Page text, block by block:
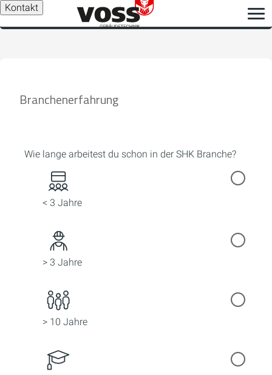
Kontakt
Branchenerfahrung
Wie lange arbeitest du schon in der SHK Branche?
< 3 Jahre
> 3 Jahre
> 10 Jahre